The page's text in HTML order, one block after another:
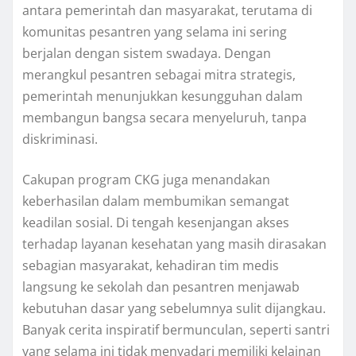
antara pemerintah dan masyarakat, terutama di
komunitas pesantren yang selama ini sering
berjalan dengan sistem swadaya. Dengan
merangkul pesantren sebagai mitra strategis,
pemerintah menunjukkan kesungguhan dalam
membangun bangsa secara menyeluruh, tanpa
diskriminasi.
Cakupan program CKG juga menandakan
keberhasilan dalam membumikan semangat
keadilan sosial. Di tengah kesenjangan akses
terhadap layanan kesehatan yang masih dirasakan
sebagian masyarakat, kehadiran tim medis
langsung ke sekolah dan pesantren menjawab
kebutuhan dasar yang sebelumnya sulit dijangkau.
Banyak cerita inspiratif bermunculan, seperti santri
yang selama ini tidak menyadari memiliki kelainan